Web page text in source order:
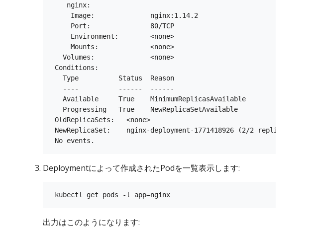
    nginx:
     Image:              nginx:1.14.2
     Port:               80/TCP
     Environment:        <none>
     Mounts:             <none>
   Volumes:              <none>
Conditions:
   Type          Status  Reason
   ----          ------  ------
   Available     True    MinimumReplicasAvailable
   Progressing   True    NewReplicaSetAvailable
OldReplicaSets:   <none>
NewReplicaSet:    nginx-deployment-1771418926 (2/2 replicas
Deploymentによって作成されたPodを一覧表示します:
kubectl get pods -l app=nginx
出力はこのようになります: